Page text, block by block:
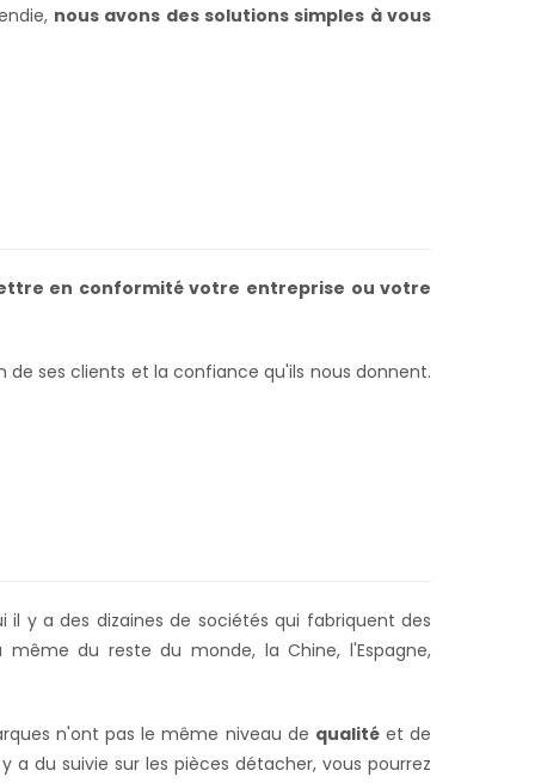
nous avons des solutions simples à vous
en conformité votre entreprise ou votre
ses clients et la confiance qu'ils nous donnent.
y a des dizaines de sociétés qui fabriquent des
du reste du monde, la Chine, l'Espagne,
n'ont pas le même niveau de qualitéet de
a du suivie sur les pièces détacher, vous pourrez